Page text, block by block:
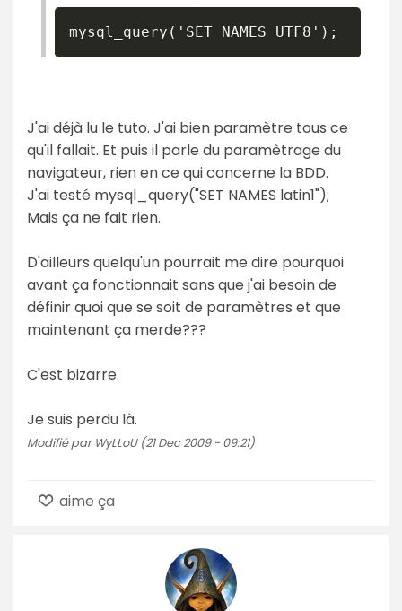
mysql_query('SET NAMES UTF8');
J'ai déjà lu le tuto. J'ai bien paramètre tous ce
qu'il fallait. Et puis il parle du paramètrage du
navigateur, rien en ce qui concerne la BDD.
J'ai testé mysql_query("SET NAMES latin1");
Mais ça ne fait rien.
D'ailleurs quelqu'un pourrait me dire pourquoi
avant ça fonctionnait sans que j'ai besoin de
définir quoi que se soit de paramètres et que
maintenant ça merde???
C'est bizarre.
Je suis perdu là.
Modifié par WyLLoU (21 Dec 2009 - 09:21)
aime ça